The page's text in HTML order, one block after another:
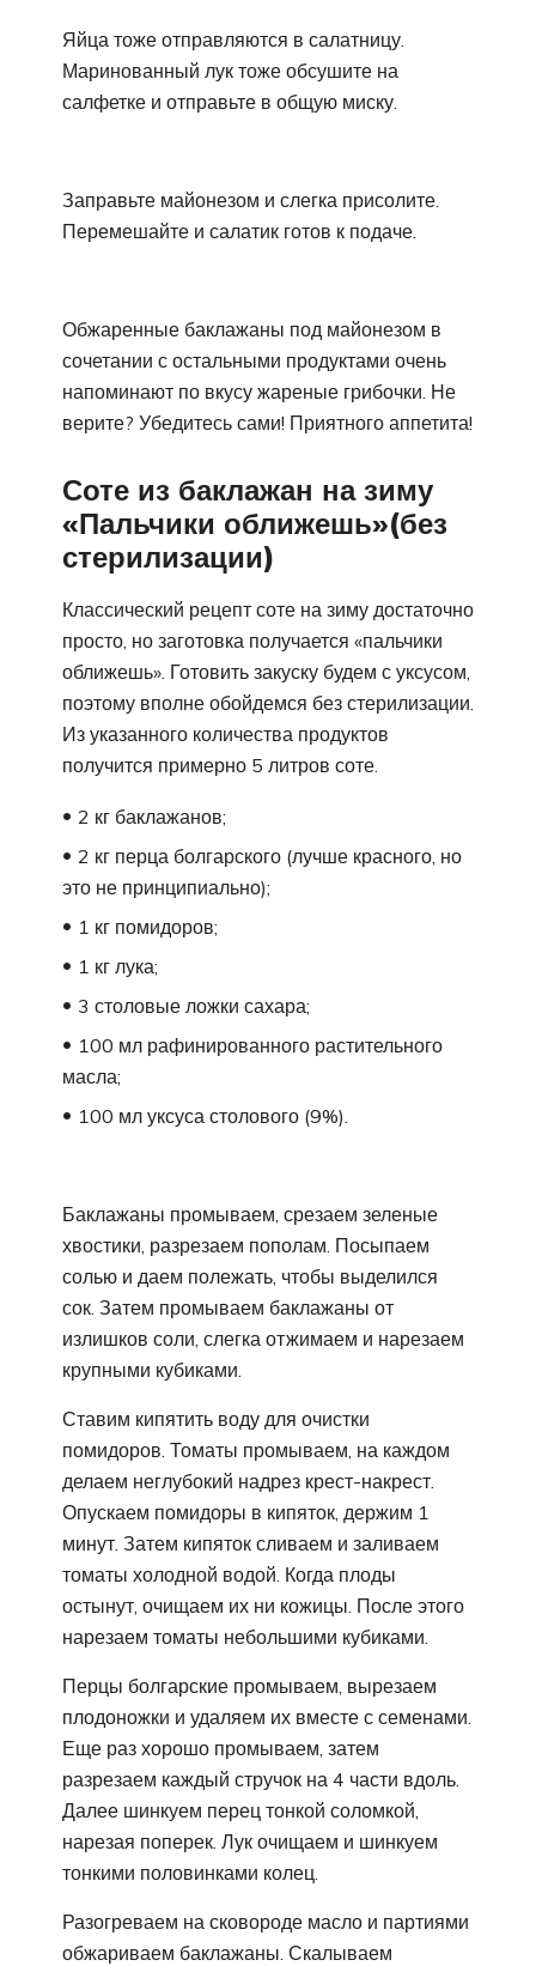
Яйца тоже отправляются в салатницу.
Маринованный лук тоже обсушите на
салфетке и отправьте в общую миску.
Заправьте майонезом и слегка присолите.
Перемешайте и салатик готов к подаче.
Обжаренные баклажаны под майонезом в
сочетании с остальными продуктами очень
напоминают по вкусу жареные грибочки. Не
верите? Убедитесь сами! Приятного аппетита!
Соте из баклажан на зиму
«Пальчики оближешь»(без
стерилизации)
Классический рецепт соте на зиму достаточно
просто, но заготовка получается «пальчики
оближешь». Готовить закуску будем с уксусом,
поэтому вполне обойдемся без стерилизации.
Из указанного количества продуктов
получится примерно 5 литров соте.
2 кг баклажанов;
2 кг перца болгарского (лучше красного, но
это не принципиально);
1 кг помидоров;
1 кг лука;
3 столовые ложки сахара;
100 мл рафинированного растительного
масла;
100 мл уксуса столового (9%).
Баклажаны промываем, срезаем зеленые
хвостики, разрезаем пополам. Посыпаем
солью и даем полежать, чтобы выделился
сок. Затем промываем баклажаны от
излишков соли, слегка отжимаем и нарезаем
крупными кубиками.
Ставим кипятить воду для очистки
помидоров. Томаты промываем, на каждом
делаем неглубокий надрез крест-накрест.
Опускаем помидоры в кипяток, держим 1
минут. Затем кипяток сливаем и заливаем
томаты холодной водой. Когда плоды
остынут, очищаем их ни кожицы. После этого
нарезаем томаты небольшими кубиками.
Перцы болгарские промываем, вырезаем
плодоножки и удаляем их вместе с семенами.
Еще раз хорошо промываем, затем
разрезаем каждый стручок на 4 части вдоль.
Далее шинкуем перец тонкой соломкой,
нарезая поперек. Лук очищаем и шинкуем
тонкими половинками колец.
Разогреваем на сковороде масло и партиями
обжариваем баклажаны. Скалываем